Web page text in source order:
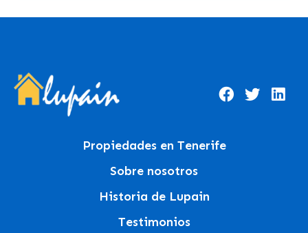
Propiedades en Tenerife
Sobre nosotros
Historia de Lupain
Testimonios